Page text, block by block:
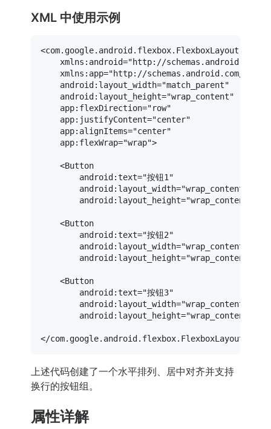
XML 中使用示例
<com.google.android.flexbox.FlexboxLayout
xmlns:android="http://schemas.android.com/
xmlns:app="http://schemas.android.com/apk/
android:layout_width="match_parent"
android:layout_height="wrap_content"
app:flexDirection="row"
app:justifyContent="center"
app:alignItems="center"
app:flexWrap="wrap">
<Button
android:text="按钮1"
android:layout_width="wrap_content"
android:layout_height="wrap_content"
<Button
android:text="按钮2"
android:layout_width="wrap_content"
android:layout_height="wrap_content"
<Button
android:text="按钮3"
android:layout_width="wrap_content"
android:layout_height="wrap_content"
</com.google.android.flexbox.FlexboxLayout
上述代码创建了一个水平排列、居中对齐并支持
换行的按钮组。
属性详解